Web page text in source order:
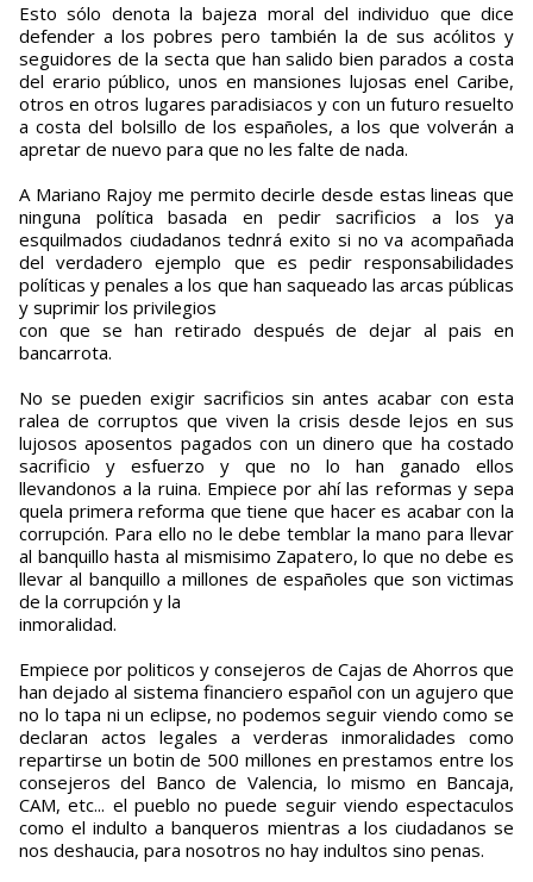
Esto sólo denota la bajeza moral del individuo que dice
defender a los pobres pero también la de sus acólitos y
seguidores de la secta que han salido bien parados a costa
del erario público, unos en mansiones lujosas enel Caribe,
otros en otros lugares paradisiacos y con un futuro resuelto
a costa del bolsillo de los españoles, a los que volverán a
apretar de nuevo para que no les falte de nada.
A Mariano Rajoy me permito decirle desde estas lineas que
ninguna política basada en pedir sacrificios a los ya
esquilmados ciudadanos tednrá exito si no va acompañada
del verdadero ejemplo que es pedir responsabilidades
políticas y penales a los que han saqueado las arcas públicas
y suprimir los privilegios
con que se han retirado después de dejar al pais en
bancarrota.
No se pueden exigir sacrificios sin antes acabar con esta
ralea de corruptos que viven la crisis desde lejos en sus
lujosos aposentos pagados con un dinero que ha costado
sacrificio y esfuerzo y que no lo han ganado ellos
llevandonos a la ruina. Empiece por ahí las reformas y sepa
quela primera reforma que tiene que hacer es acabar con la
corrupción. Para ello no le debe temblar la mano para llevar
al banquillo hasta al mismisimo Zapatero, lo que no debe es
llevar al banquillo a millones de españoles que son victimas
de la corrupción y la
inmoralidad.
Empiece por politicos y consejeros de Cajas de Ahorros que
han dejado al sistema financiero español con un agujero que
no lo tapa ni un eclipse, no podemos seguir viendo como se
declaran actos legales a verderas inmoralidades como
repartirse un botin de 500 millones en prestamos entre los
consejeros del Banco de Valencia, lo mismo en Bancaja,
CAM, etc... el pueblo no puede seguir viendo espectaculos
como el indulto a banqueros mientras a los ciudadanos se
nos deshaucia, para nosotros no hay indultos sino penas.